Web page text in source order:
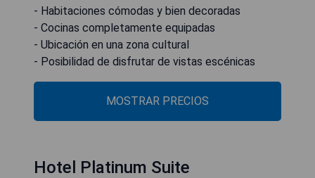
- Habitaciones cómodas y bien decoradas
- Cocinas completamente equipadas
- Ubicación en una zona cultural
- Posibilidad de disfrutar de vistas escénicas
MOSTRAR PRECIOS
Hotel Platinum Suite